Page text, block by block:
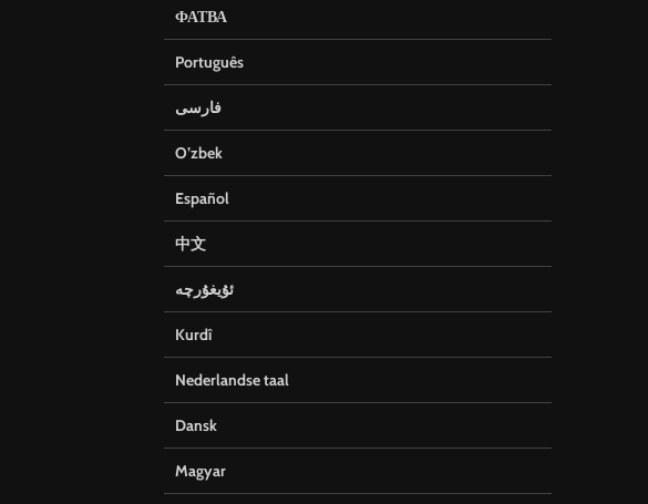
ФАТВА
Português
فارسی
O’zbek
Español
中文
ئۇيغۇرچە
Kurdî
Nederlandse taal
Dansk
Magyar